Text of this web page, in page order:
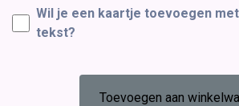
Wil je een kaartje toevoegen
tekst?
Toevoegen aan